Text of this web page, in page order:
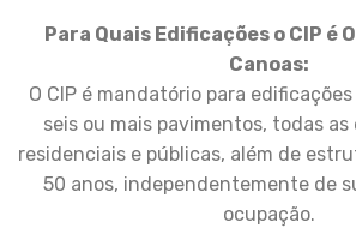
Para Quais Edificações o CIP é
Canoas:
O CIP é mandatório para
seis ou mais pavimentos, todas
residenciais e públicas, além de
50 anos, independentemente de
ocupação.